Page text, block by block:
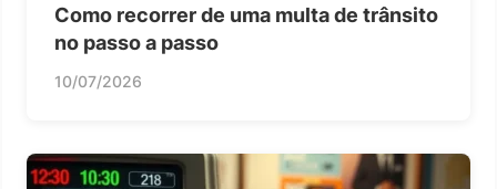
Como recorrer de uma multa de trânsito
no passo a passo
10/07/2026